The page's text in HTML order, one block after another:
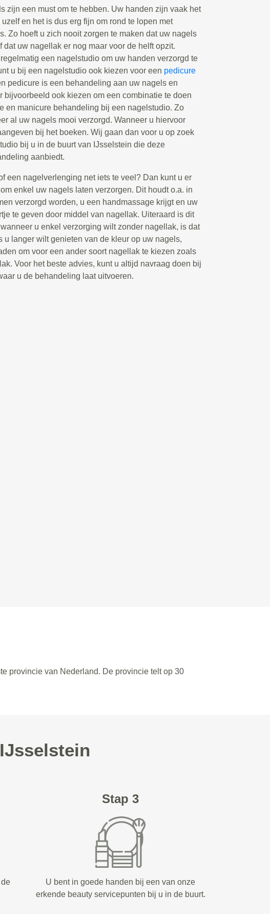
zijn een must om te hebben. Uw handen zijn vaak het
en het is dus erg fijn om rond te lopen met
Zo hoeft u zich nooit zorgen te maken dat uw nagels
dat uw nagellak er nog maar voor de helft opzit.
een nagelstudio om uw handen verzorgd te
u bij een nagelstudio ook kiezen voor een pedicure
pedicure is een behandeling aan uw nagels en
bijvoorbeeld ook kiezen om een combinatie te doen
en manicure behandeling bij een nagelstudio. Zo
al uw nagels mooi verzorgd. Wanneer u hiervoor
bij het boeken. Wij gaan dan voor u op zoek
bij u in de buurt van IJsselstein die deze
aanbiedt.
een nagelverlenging net iets te veel? Dan kunt u er
enkel uw nagels laten verzorgen. Dit houdt o.a. in
verzorgd worden, u een handmassage krijgt en uw
te geven door middel van nagellak. Uiteraard is dit
u enkel verzorging wilt zonder nagellak, is dat
u langer wilt genieten van de kleur op uw nagels,
om voor een ander soort nagellak te kiezen zoals
Voor het beste advies, kunt u altijd navraag doen bij
u de behandeling laat uitvoeren.
provincie van Nederland. De provincie telt op 30
Stap 3
U bent in goede handen bij een van onze
erkende beauty servicepunten bij u in de buurt.